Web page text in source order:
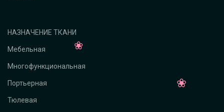
НАЗНАЧЕНИЕ ТКАНИ
Мебельная
Многофункциональная
Портьерная
Тюлевая